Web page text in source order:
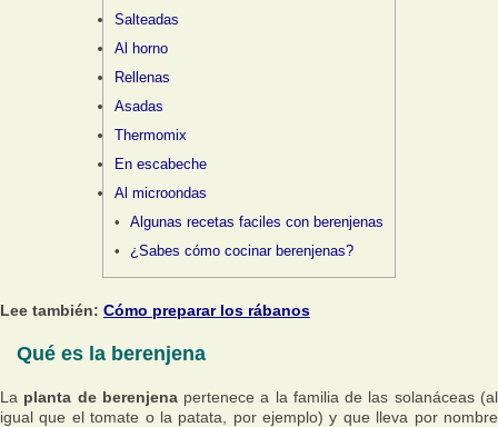
Salteadas
Al horno
Rellenas
Asadas
Thermomix
En escabeche
Al microondas
Algunas recetas faciles con berenjenas
¿Sabes cómo cocinar berenjenas?
Lee también: Cómo preparar los rábanos
Qué es la berenjena
La planta de berenjenapertenece a la familia de las solanáceas (al
igual que el tomate o la patata, por ejemplo) y que lleva por nombre